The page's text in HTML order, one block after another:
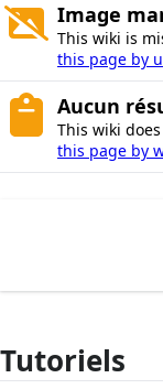
Image
This wiki is
this page by
Aucun
This wiki
this page by
Tutoriels